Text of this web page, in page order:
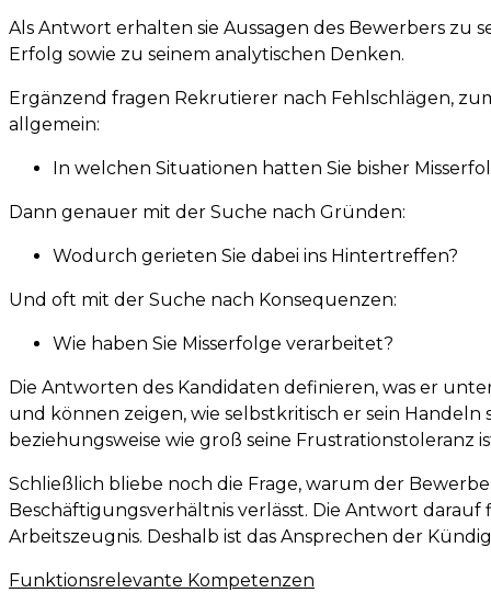
Als Antwort erhalten sie Aussagen des Bewerbers zu
Erfolg sowie zu seinem analytischen Denken.
Ergänzend fragen Rekrutierer nach Fehlschlägen,
allgemein:
In welchen Situationen hatten Sie bisher
Dann genauer mit der Suche nach Gründen:
Wodurch gerieten Sie dabei ins Hintertreffen?
Und oft mit der Suche nach Konsequenzen:
Wie haben Sie Misserfolge verarbeitet?
Die Antworten des Kandidaten definieren, was er
und können zeigen, wie selbstkritisch er sein Handeln
beziehungsweise wie groß seine Frustrationstoleranz
Schließlich bliebe noch die Frage, warum der
Beschäftigungsverhältnis verlässt. Die Antwort darauf
Arbeitszeugnis. Deshalb ist das Ansprechen der
Funktionsrelevante Kompetenzen